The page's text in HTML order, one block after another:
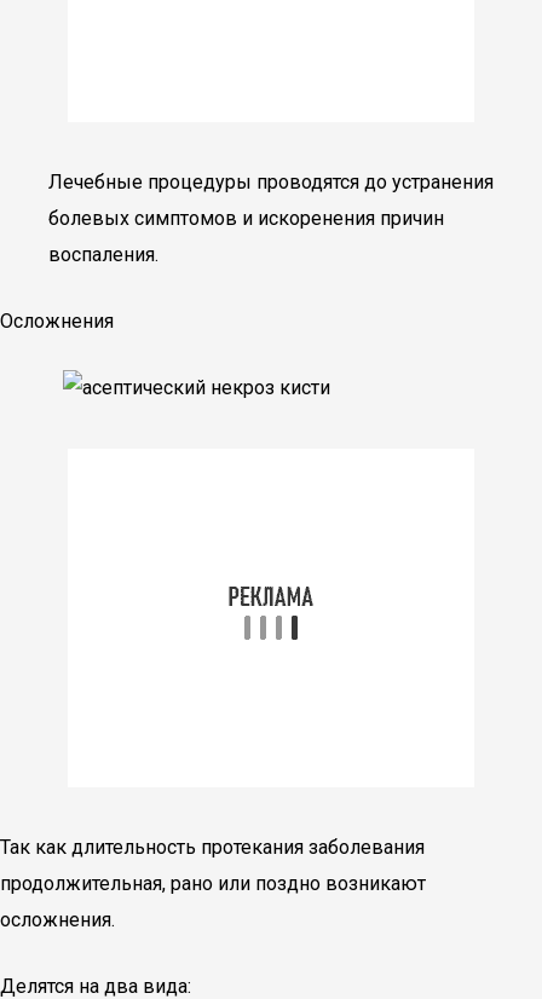
Лечебные процедуры проводятся до устранения
болевых симптомов и искоренения причин
воспаления.
Осложнения
Так как длительность протекания заболевания
продолжительная, рано или поздно возникают
осложнения.
Делятся на два вида: